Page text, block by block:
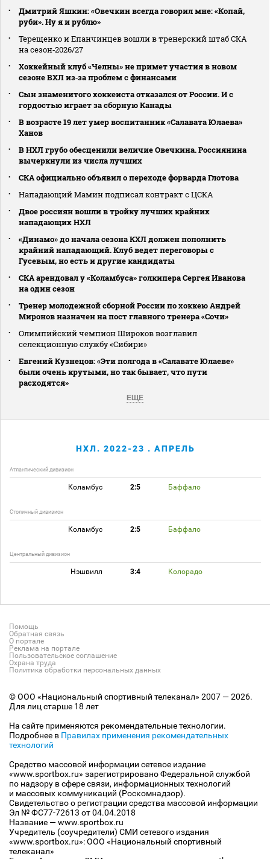
Дмитрий Яшкин: «Овечкин всегда говорил мне: «Копай,
руби». Ну я и рублю»
Терещенко и Епанчинцев вошли в тренерский штаб СКА
на сезон‑2026/27
Хоккейный клуб «Челны» не примет участия в новом
сезоне ВХЛ из‑за проблем с финансами
Сын знаменитого хоккеиста отказался от России. И с
гордостью играет за сборную Канады
В возрасте 19 лет умер воспитанник «Салавата Юлаева»
Ханов
В НХЛ грубо обесценили величие Овечкина. Россиянина
вычеркнули из числа лучших
СКА официально объявил о переходе форварда Глотова
Нападающий Мамин подписал контракт с ЦСКА
Двое россиян вошли в тройку лучших крайних
нападающих НХЛ
«Динамо» до начала сезона КХЛ должен пополнить
крайний нападающий. Клуб ведет переговоры с
Гусевым, но есть и другие кандидаты
СКА арендовал у «Коламбуса» голкипера Сергея Иванова
на один сезон
Тренер молодежной сборной России по хоккею Андрей
Миронов назначен на пост главного тренера «Сочи»
Олимпийский чемпион Широков возглавил
селекционную службу «Сибири»
Евгений Кузнецов: «Эти полгода в «Салавате Юлаеве»
были очень крутыми, но так бывает, что пути
расходятся»
ЕЩЕ
НХЛ. 2022-23 . АПРЕЛЬ
Атлантический дивизион
Коламбус 2:5 Баффало
Столичный дивизион
Коламбус 2:5 Баффало
Центральный дивизион
Нэшвилл 3:4 Колорадо
Помощь
Обратная связь
О портале
Реклама на портале
Пользовательское соглашение
Охрана труда
Политика обработки персональных данных
© ООО «Национальный спортивный телеканал» 2007 — 2026.
Для лиц старше 18 лет
На сайте применяются рекомендательные технологии.
Подробнее в Правилах применения рекомендательных
технологий
Средство массовой информации сетевое издание
«www.sportbox.ru» зарегистрировано Федеральной службой
по надзору в сфере связи, информационных технологий
и массовых коммуникаций (Роскомнадзор).
Свидетельство о регистрации средства массовой информации
Эл № ФС77-72613 от 04.04.2018
Название — www.sportbox.ru
Учредитель (соучредители) СМИ сетевого издания
«www.sportbox.ru»: ООО «Национальный спортивный
телеканал»